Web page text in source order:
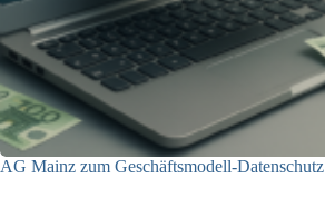
AG Mainz zum Geschäftsmodell-Datenschutz